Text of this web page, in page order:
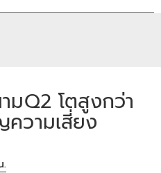
มQ2 โตสูงกว่า
วามเสี่ยง
.